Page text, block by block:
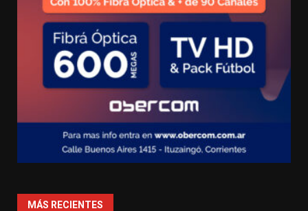
MÁS RECIENTES